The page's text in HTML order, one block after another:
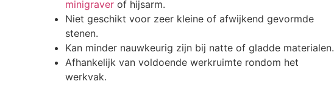
minigraver of hijsarm.
Niet geschikt voor zeer kleine of afwijkend gevormde
stenen.
Kan minder nauwkeurig zijn bij natte of gladde materialen.
Afhankelijk van voldoende werkruimte rondom het
werkvak.